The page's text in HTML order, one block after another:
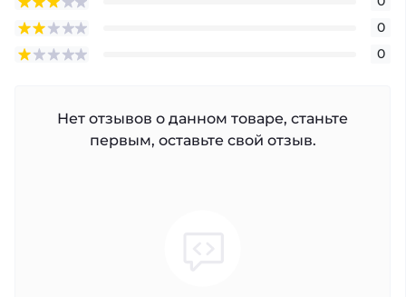
0
0
Нет отзывов о данном товаре, станьте
первым, оставьте свой отзыв.